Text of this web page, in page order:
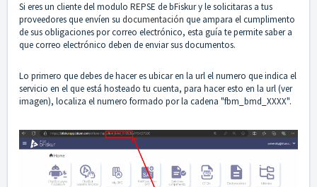
Si eres un cliente del modulo REPSE de bFiskur y le solicitaras a tus
proveedores que envíen su documentación que ampara el cumplimento
de sus obligaciones por correo electrónico, esta guía te permite saber a
que correo electrónico deben de enviar sus documentos.
Lo primero que debes de hacer es ubicar en la url el numero que indica el
servicio en el que está hosteado tu cuenta, para hacer esto en la url (ver
imagen), localiza el numero formado por la cadena "fbm_bmd_XXXX".